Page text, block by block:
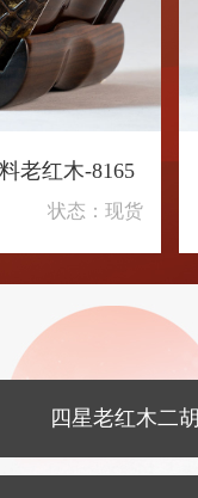
老红木-8165
状态：现货
四星老红木二胡